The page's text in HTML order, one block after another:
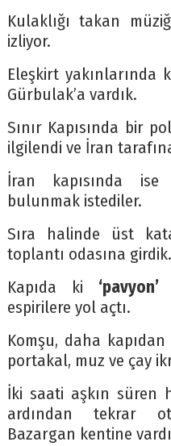
Kulaklığı takan
izliyor.
Eleşkirt yakınlarında
Gürbulak’a vardık.
Sınır Kapısında bir
ilgilendi ve İran
İran kapısında
bulunmak istediler.
Sıra halinde üst
toplantı odasına girdik.
Kapıda ki ‘pavyon’
espirilere yol açtı.
Komşu, daha
portakal, muz ve çay
İki saati aşkın süren
ardından tekrar
Bazargan kentine